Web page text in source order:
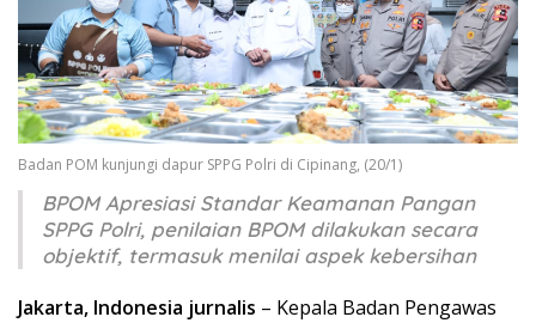
Badan POM kunjungi dapur SPPG Polri di Cipinang, (20/1)
BPOM Apresiasi Standar Keamanan Pangan
SPPG Polri, penilaian BPOM dilakukan secara
objektif, termasuk menilai aspek kebersihan
Jakarta, Indonesia jurnalis – Kepala Badan Pengawas